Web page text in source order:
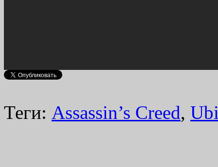
Теги: Assassin’s Creed,